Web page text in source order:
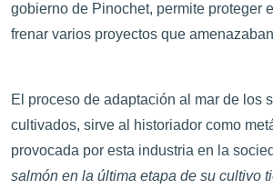
gobierno de Pinochet, permite proteger
frenar varios proyectos que
El proceso de adaptación al mar de los
cultivados, sirve al historiador como
provocada por esta industria en la
salmón en la última etapa de su cultivo